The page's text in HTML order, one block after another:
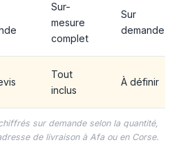
Sur-
mesure
complet
Sur
demande
Tout
inclus
À définir
sur demande selon la quantité,
de livraison à Afa ou en Corse.